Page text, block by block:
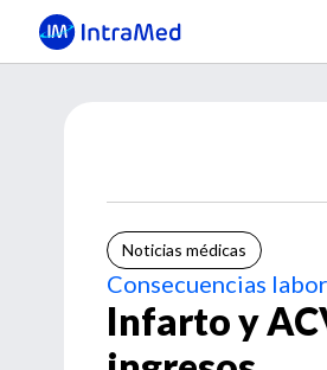
Noticias médicas
Consecuencias
Infarto y